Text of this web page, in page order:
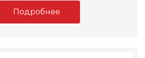
Подробнее